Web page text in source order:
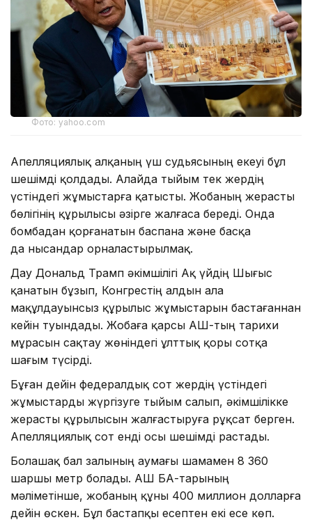
Фото: yahoo.com
Апелляциялық алқаның үш судьясының екеуі бұл
шешімді қолдады. Алайда тыйым тек жердің
үстіндегі жұмыстарға қатысты. Жобаның жерасты
бөлігінің құрылысы әзірге жалғаса береді. Онда
бомбадан қорғанатын баспана және басқа
да нысандар орналастырылмақ.
Дау Дональд Трамп әкімшілігі Ақ үйдің Шығыс
қанатын бұзып, Конгрестің алдын ала
мақұлдауынсыз құрылыс жұмыстарын бастағаннан
кейін туындады. Жобаға қарсы АҚШ-тың тарихи
мұрасын сақтау жөніндегі ұлттық қоры сотқа
шағым түсірді.
Бұған дейін федералдық сот жердің үстіндегі
жұмыстарды жүргізуге тыйым салып, әкімшілікке
жерасты құрылысын жалғастыруға рұқсат берген.
Апелляциялық сот енді осы шешімді растады.
Болашақ бал залының аумағы шамамен 8 360
шаршы метр болады. АҚШ БАҚ-тарының
мәліметінше, жобаның құны 400 миллион долларға
дейін өскен. Бұл бастапқы есептен екі есе көп.